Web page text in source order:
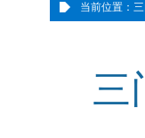
当前位置：
三